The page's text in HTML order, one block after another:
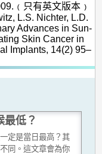
只有英文版本﹚
L.S. Nichter, L.D.
Advances in Sun-
Skin Cancer in
Implants, 14(2) 95–
最低？
定是當日最高？其
同。這文章會為你